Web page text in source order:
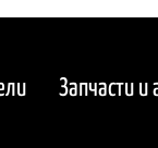
Запчасти и